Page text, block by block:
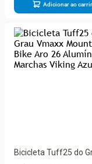
Adicionar ao
Bicicleta Tuff25 do